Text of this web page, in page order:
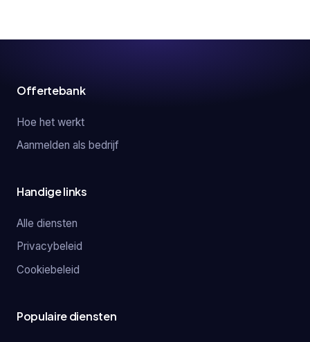
Offertebank
Hoe het werkt
Aanmelden als bedrijf
Handige links
Alle diensten
Privacybeleid
Cookiebeleid
Populaire diensten